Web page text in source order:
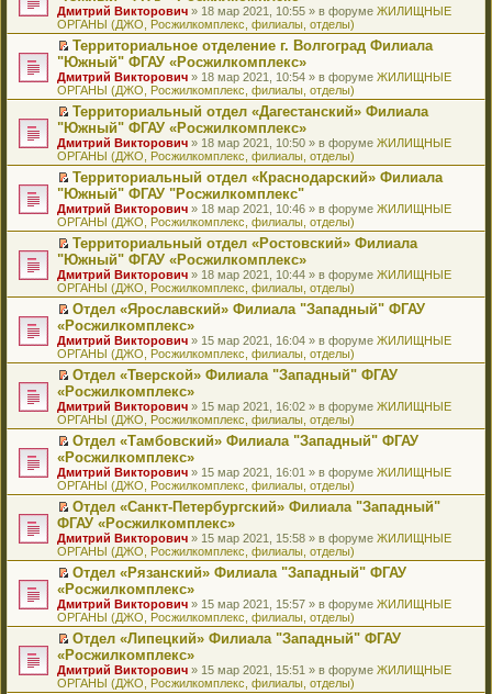
и
ю
о
б
щ
е
н
и
ю
о
м
у
с
о
о
б
щ
е
н
и
ю
и
т
а
н
н
о
м
у
с
о
о
б
щ
е
н
и
ю
е
п
р
о
ч
и
т
а
н
н
о
м
у
с
о
о
б
щ
е
н
и
ю
в
о
м
у
н
е
п
р
о
ч
и
т
а
н
н
о
м
у
с
о
о
б
щ
е
н
ю
и
к
п
е
р
в
о
м
у
н
е
п
р
о
ч
и
т
а
н
н
о
м
у
с
о
б
щ
е
н
ю
е
р
е
й
т
и
к
п
е
р
в
о
м
у
н
е
п
р
о
ч
и
т
а
н
н
м
у
с
о
б
щ
е
н
ю
Дмитрий Викторович » 18 мар 2021, 10:55 » в форуме ЖИЛИЩНЫЕ
ОРГАНЫ (ДЖО, Росжилкомплекс, филиалы, отделы)
П
е
р
е
й
т
и
к
п
е
р
в
о
м
у
н
е
п
р
о
ч
т
а
н
н
м
у
с
о
б
щ
е
н
и
ю
Территориальное отделение г. Волгоград Филиала
"Южный" ФГАУ «Росжилкомплекс»
Дмитрий Викторович » 18 мар 2021, 10:54 » в форуме ЖИЛИЩНЫЕ
ОРГАНЫ (ДЖО, Росжилкомплекс, филиалы, отделы)
П
е
р
е
й
т
и
к
п
е
р
в
о
м
у
н
п
р
о
ч
т
а
н
н
м
у
с
о
о
б
щ
е
н
ю
Территориальный отдел «Дагестанский» Филиала
"Южный" ФГАУ «Росжилкомплекс»
Дмитрий Викторович » 18 мар 2021, 10:50 » в форуме ЖИЛИЩНЫЕ
ОРГАНЫ (ДЖО, Росжилкомплекс, филиалы, отделы)
П
е
р
е
й
т
и
к
п
е
р
о
м
у
н
п
р
о
ч
т
а
н
н
о
м
у
с
о
б
щ
е
н
ю
Территориальный отдел «Краснодарский» Филиала
"Южный" ФГАУ "Росжилкомплекс"
Дмитрий Викторович » 18 мар 2021, 10:46 » в форуме ЖИЛИЩНЫЕ
ОРГАНЫ (ДЖО, Росжилкомплекс, филиалы, отделы)
П
е
р
е
й
т
к
п
е
р
о
м
у
н
п
р
о
ч
и
т
а
н
н
м
у
с
о
б
щ
Территориальный отдел «Ростовский» Филиала
"Южный" ФГАУ «Росжилкомплекс»
Дмитрий Викторович » 18 мар 2021, 10:44 » в форуме ЖИЛИЩНЫЕ
ОРГАНЫ (ДЖО, Росжилкомплекс, филиалы, отделы)
П
р
е
й
т
к
п
е
р
о
м
у
н
е
п
р
о
ч
т
а
н
н
м
у
Отдел «Ярославский» Филиала "Западный" ФГАУ
«Росжилкомплекс»
Дмитрий Викторович » 15 мар 2021, 16:04 » в форуме ЖИЛИЩНЫЕ
ОРГАНЫ (ДЖО, Росжилкомплекс, филиалы, отделы)
П
р
е
й
т
к
п
е
р
в
о
м
у
н
п
р
о
ч
т
а
Отдел «Тверской» Филиала "Западный" ФГАУ
«Росжилкомплекс»
Дмитрий Викторович » 15 мар 2021, 16:02 » в форуме ЖИЛИЩНЫЕ
ОРГАНЫ (ДЖО, Росжилкомплекс, филиалы, отделы)
П
р
е
й
т
и
к
п
е
р
о
м
у
н
п
р
Отдел «Тамбовский» Филиала "Западный" ФГАУ
«Росжилкомплекс»
Дмитрий Викторович » 15 мар 2021, 16:01 » в форуме ЖИЛИЩНЫЕ
ОРГАНЫ (ДЖО, Росжилкомплекс, филиалы, отделы)
П
е
р
е
й
т
к
п
е
р
о
м
Отдел «Санкт-Петербургский» Филиала "Западный"
ФГАУ «Росжилкомплекс»
Дмитрий Викторович » 15 мар 2021, 15:58 » в форуме ЖИЛИЩНЫЕ
ОРГАНЫ (ДЖО, Росжилкомплекс, филиалы, отделы)
П
р
е
й
т
к
п
Отдел «Рязанский» Филиала "Западный" ФГАУ
«Росжилкомплекс»
Дмитрий Викторович » 15 мар 2021, 15:57 » в форуме ЖИЛИЩНЫЕ
ОРГАНЫ (ДЖО, Росжилкомплекс, филиалы, отделы)
П
р
е
Отдел «Липецкий» Филиала "Западный" ФГАУ
«Росжилкомплекс»
Дмитрий Викторович » 15 мар 2021, 15:51 » в форуме ЖИЛИЩНЫЕ
ОРГАНЫ (ДЖО, Росжилкомплекс, филиалы, отделы)